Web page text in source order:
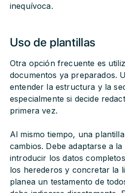
inequívoca.
Uso de plantillas
Otra opción frecuente es
documentos ya preparados.
entender la estructura y la
especialmente si decide
primera vez.
Al mismo tiempo, una
cambios. Debe adaptarse a
introducir los datos
los herederos y concretar la
planea un testamento de